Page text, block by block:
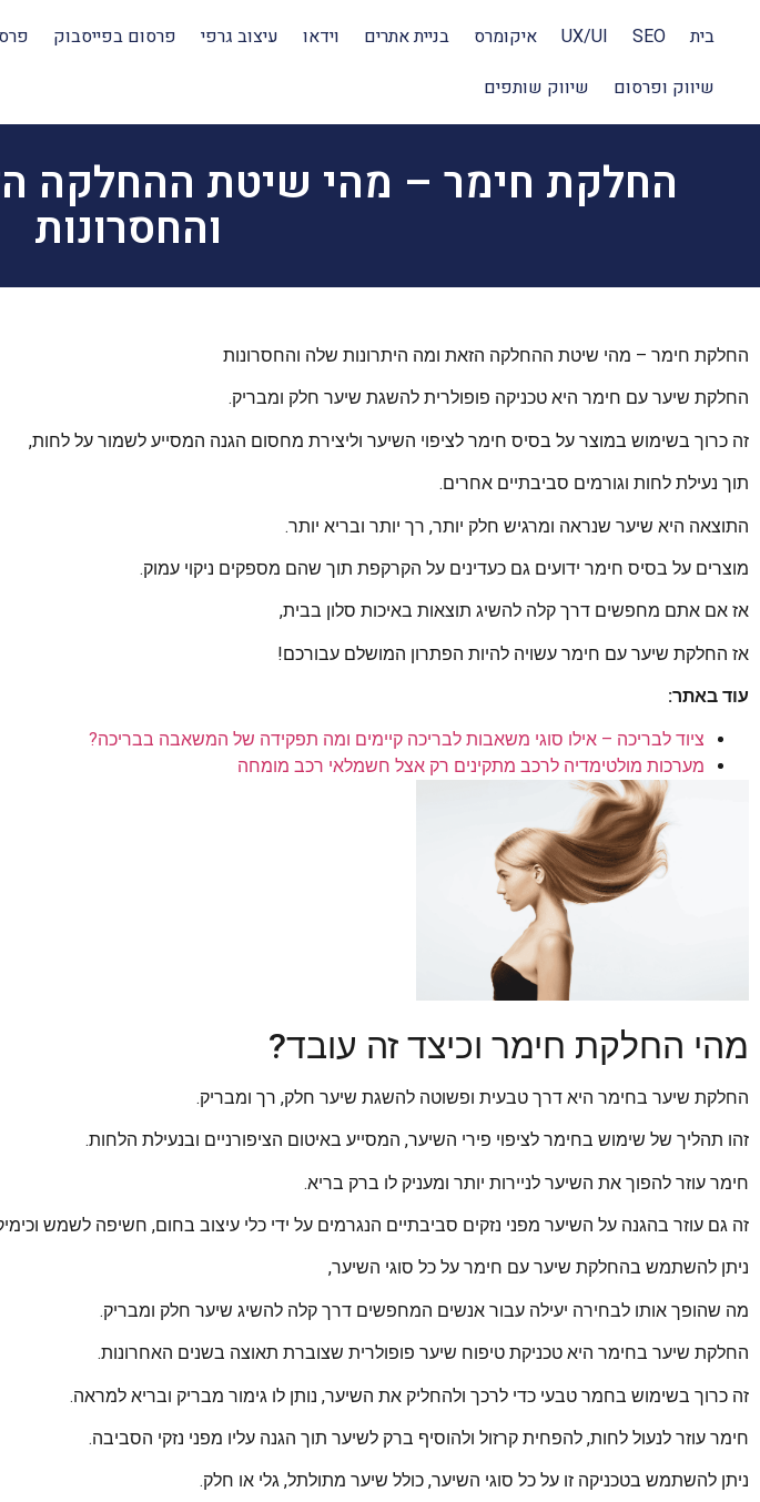
בית SEO
UX/UI איקומרס בניית אתרים וידאו עיצוב גרפי פרסום בפייסבוק
שיווק ופרסום
שיווק שותפים
החלקת חימר – מהי שיטת ההחלקה
והחסרונות
החלקת חימר – מהי שיטת ההחלקה הזאת ומה היתרונות שלה והחסרונות
החלקת שיער עם חימר היא טכניקה פופולרית להשגת שיער חלק ומבריק.
זה כרוך בשימוש במוצר על בסיס חימר לציפוי השיער וליצירת מחסום הגנה המסייע לשמור על לחות,
תוך נעילת לחות וגורמים סביבתיים אחרים.
התוצאה היא שיער שנראה ומרגיש חלק יותר, רך יותר ובריא יותר.
מוצרים על בסיס חימר ידועים גם כעדינים על הקרקפת תוך שהם מספקים ניקוי עמוק.
אז אם אתם מחפשים דרך קלה להשיג תוצאות באיכות סלון בבית,
אז החלקת שיער עם חימר עשויה להיות הפתרון המושלם עבורכם!
עוד באתר:
ציוד לבריכה – אילו סוגי משאבות לבריכה קיימים ומה תפקידה של המשאבה בבריכה?
מערכות מולטימדיה לרכב מתקינים רק אצל חשמלאי רכב מומחה
מהי החלקת חימר וכיצד זה עובד?
החלקת שיער בחימר היא דרך טבעית ופשוטה להשגת שיער חלק, רך ומבריק.
זהו תהליך של שימוש בחימר לציפוי פירי השיער, המסייע באיטום הציפורניים ובנעילת הלחות.
חימר עוזר להפוך את השיער לניירות יותר ומעניק לו ברק בריא.
זה גם עוזר בהגנה על השיער מפני נזקים סביבתיים הנגרמים על ידי כלי עיצוב בחום, חשיפה לשמש
ניתן להשתמש בהחלקת שיער עם חימר על כל סוגי השיער,
מה שהופך אותו לבחירה יעילה עבור אנשים המחפשים דרך קלה להשיג שיער חלק ומבריק.
החלקת שיער בחימר היא טכניקת טיפוח שיער פופולרית שצוברת תאוצה בשנים האחרונות.
זה כרוך בשימוש בחמר טבעי כדי לרכך ולהחליק את השיער, נותן לו גימור מבריק ובריא למראה.
חימר עוזר לנעול לחות, להפחית קרזול ולהוסיף ברק לשיער תוך הגנה עליו מפני נזקי הסביבה.
ניתן להשתמש בטכניקה זו על כל סוגי השיער, כולל שיער מתולתל, גלי או חלק.